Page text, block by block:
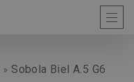
» Sobola Biel A.5 G6